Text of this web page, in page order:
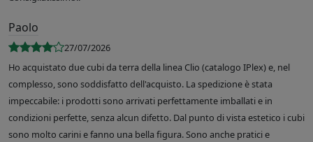
Paolo
27/07/2026
Ho acquistato due cubi da terra della linea Clio (catalogo IPlex) e, nel
complesso, sono soddisfatto dell'acquisto. La spedizione è stata
impeccabile: i prodotti sono arrivati perfettamente imballati e in
condizioni perfette, senza alcun difetto. Dal punto di vista estetico i cubi
sono molto carini e fanno una bella figura. Sono anche pratici e